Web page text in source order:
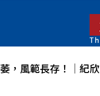
，風範長存！│紀欣